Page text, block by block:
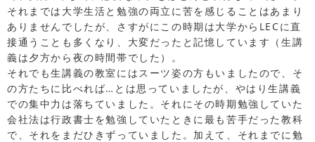
それまでは大学生活と勉強の両立に苦を感じることはあまり
ありませんでしたが、さすがにこの時期は大学からLECに直
接通うことも多くなり、大変だったと記憶しています（生講
義は夕方から夜の時間帯でした）。
それでも生講義の教室にはスーツ姿の方もいましたので、そ
の方たちに比べれば…とは思っていましたが、やはり生講義
での集中力は落ちていました。それにその時期勉強していた
会社法は行政書士を勉強していたときに最も苦手だった教科
で、それをまだひきずっていました。加えて、それまでに勉